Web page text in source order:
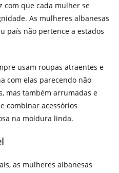
com que cada mulher se
As mulheres albanesas
país não pertence a estados
usam roupas atraentes e
com elas parecendo não
mas também arrumadas e
combinar acessórios
na moldura linda.
as mulheres albanesas